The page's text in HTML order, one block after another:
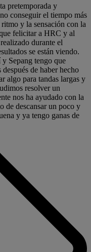
pretemporada y
conseguir el tiempo más
y la sensación con la
felicitar a HRC y al
durante el
se están viendo.
Sepang tengo que
de haber hecho
algo para tandas largas y
resolver un
nos ha ayudado con la
de descansar un poco y
y ya tengo ganas de